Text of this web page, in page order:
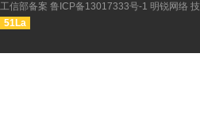
工信部备案 鲁ICP备13017333号-1 明锐网络
51La